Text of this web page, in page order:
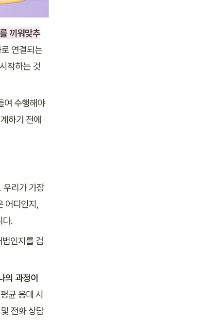
끼워맞추
연결되는
작하는 것
여 수행해야
하기 전에
우리가 가장
어디인지,
다.
인지를 검
의 과정이
균 응대 시
전화 상담